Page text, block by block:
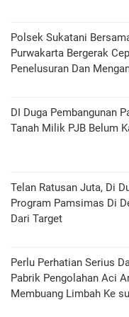
Polsek Sukatani
Purwakarta Bergerak
Penelusuran Dan
DI Duga Pembangunan
Tanah Milik PJB Belum
Telan Ratusan Juta, Di
Program Pamsimas Di
Dari Target
Perlu Perhatian Serius
Pabrik Pengolahan Aci
Membuang Limbah Ke